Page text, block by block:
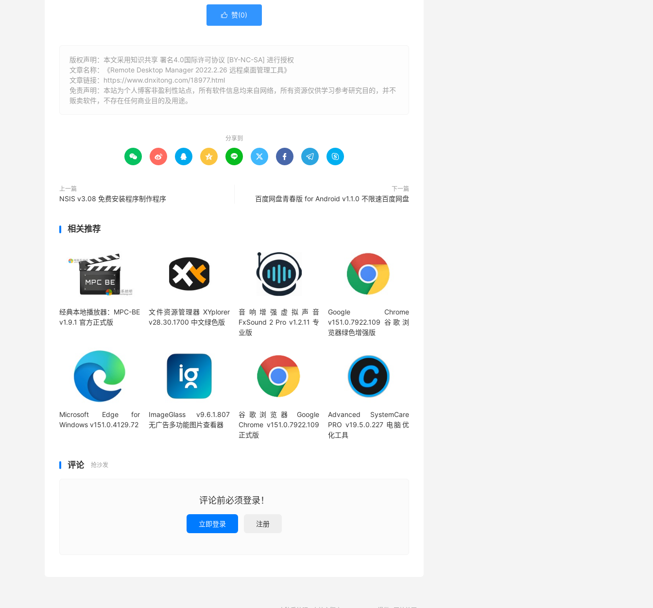
 赞(0)
版权声明：本文采用知识共享 署名4.0国际许可协议 [BY-NC-SA] 进行授权
文章名称：《Remote Desktop Manager 2022.2.26 远程桌面管理工具》
文章链接： https://www.dnxitong.com/18977.html
免责声明：本站为个人博客非盈利性站点，所有软件信息均来自网络，所有资源仅供学习参考研究目的，并不
贩卖软件，不存在任何商业目的及用途。
分享到
        
上一篇
NSIS v3.08 免费安装程序制作程序
下一篇
百度网盘青春版 for Android v1.1.0 不限速百度网盘
相关推荐
经典本地播放器：MPC-BE
v1.9.1 官方正式版
文件资源管理器 XYplorer
v28.30.1700 中文绿色版
音响增强虚拟声音
FxSound 2 Pro v1.2.11 专
业版
Google Chrome
v151.0.7922.109 谷歌浏
览器绿色增强版
Microsoft Edge for
Windows v151.0.4129.72
ImageGlass v9.6.1.807
无广告多功能图片查看器
谷歌浏览器 Google
Chrome v151.0.7922.109
正式版
Advanced SystemCare
PRO v19.5.0.227 电脑优
化工具
评论 抢沙发
评论前必须登录！
立即登录 注册